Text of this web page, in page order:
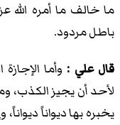
ما خالف ما أمره
باطل مردود.
قال علي : وأما
لأحد أن يجيز الكذب،
يخبره بها ديواناً